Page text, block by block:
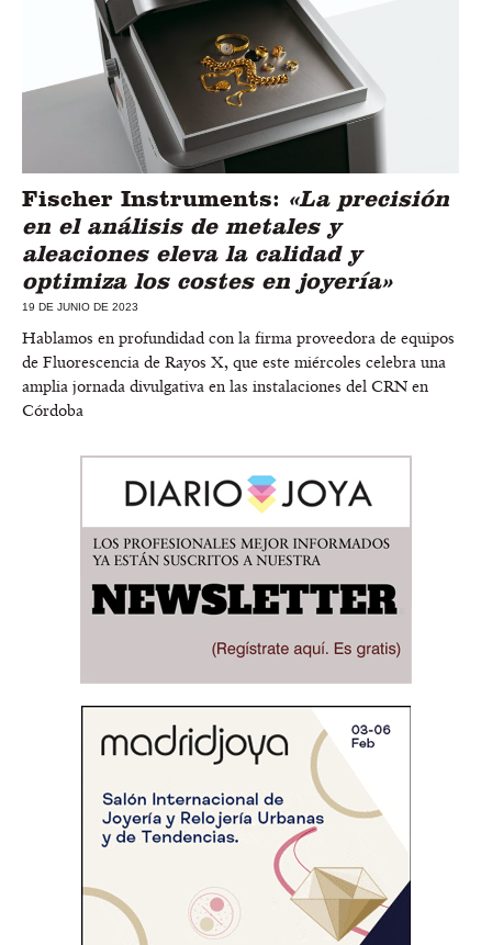
Fischer Instruments: «La precisión
en el análisis de metales y
aleaciones eleva la calidad y
optimiza los costes en joyería»
19 DE JUNIO DE 2023
Hablamos en profundidad con la firma proveedora de equipos
de Fluorescencia de Rayos X, que este miércoles celebra una
amplia jornada divulgativa en las instalaciones del CRN en
Córdoba